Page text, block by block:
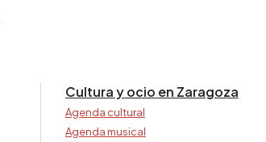
Cultura y ocio en Zaragoza
Agenda cultural
Agenda musical